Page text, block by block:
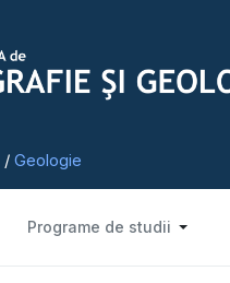
/ Geologie
Programe de studii